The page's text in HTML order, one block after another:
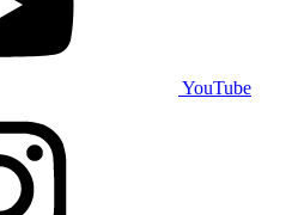
YouTube